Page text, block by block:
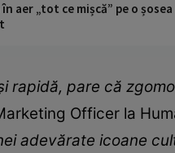
aer „tot ce mișcă” pe o
rapidă, pare că
Officer la
adevărate icoane